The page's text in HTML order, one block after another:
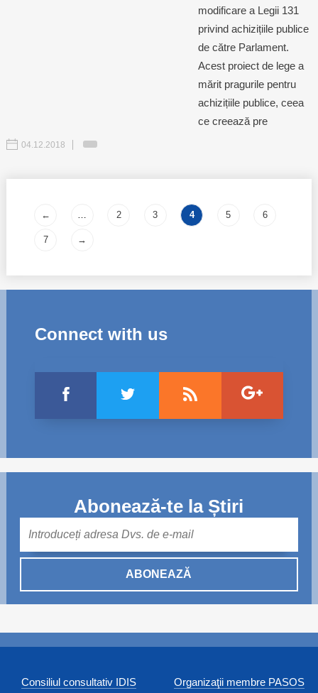
modificare a Legii 131
privind achizițiile publice
de către Parlament.
Acest proiect de lege a
mărit pragurile pentru
achizițiile publice, ceea
ce creează pre
04.12.2018
← … 2 3 4 5 6
7 →
Connect with us
Abonează-te la Știri
ABONEAZĂ
Consiliul consultativ IDIS Organizaţii membre PASOS